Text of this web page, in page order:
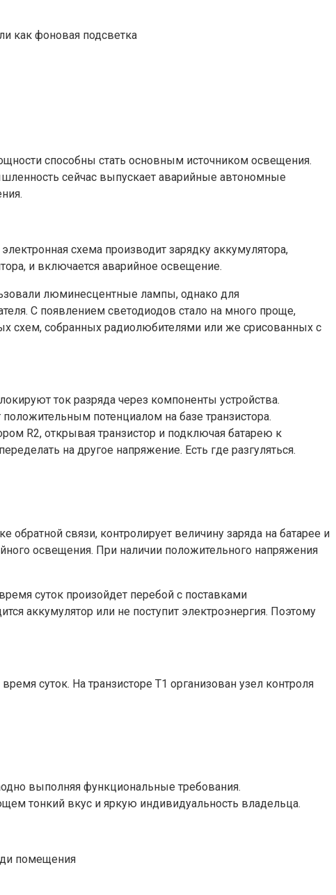
как фоновая подсветка
способны стать основным источником освещения.
сейчас выпускает аварийные автономные
схема производит зарядку аккумулятора,
и включается аварийное освещение.
люминесцентные лампы, однако для
С появлением светодиодов стало на много проще,
схем, собранных радиолюбителями или же срисованных с
ток разряда через компоненты устройства.
потенциалом на базе транзистора.
R2, открывая транзистор и подключая батарею к
на другое напряжение. Есть где разгуляться.
связи, контролирует величину заряда на батарее и
освещения. При наличии положительного напряжения
суток произойдет перебой с поставками
аккумулятор или не поступит электроэнергия. Поэтому
суток. На транзисторе Т1 организован узел контроля
выполняя функциональные требования.
тонкий вкус и яркую индивидуальность владельца.
помещения